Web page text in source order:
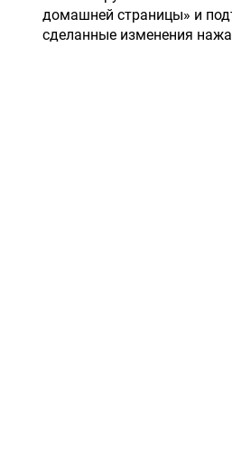
домашней страницы» и
сделанные изменения